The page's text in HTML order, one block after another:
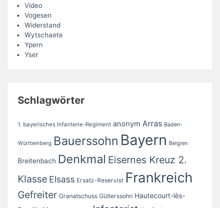
Video
Vogesen
Widerstand
Wytschaete
Ypern
Yser
Schlagwörter
1. bayerisches Infanterie-Regiment anonym Arras Baden-
Württemberg Bauerssohn Bayern Belgien
Breitenbach Denkmal Eisernes Kreuz 2.
Klasse Elsass Ersatz-Reservist Frankreich
Gefreiter Granatschuss Gütlerssohn Hautecourt-lès-